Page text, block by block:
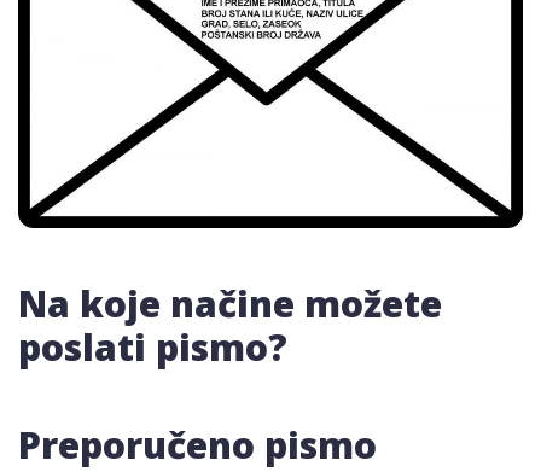
Na koje načine možete
poslati pismo?
Preporučeno pismo